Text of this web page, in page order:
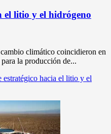
el litio y el hidrógeno
climático coincidieron en
la producción de...
estratégico hacia el litio y el